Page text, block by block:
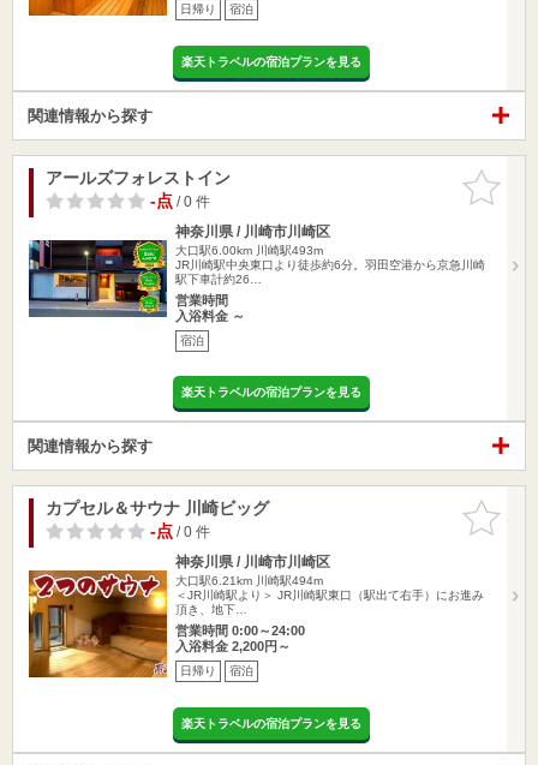
日帰り 宿泊
楽天トラベルの宿泊プランを見る
関連情報から探す
お気に入
りに追加
アールズフォレストイン
-点/ 0 件
神奈川県 / 川崎市川崎区
大口駅6.00km
川崎駅493m
JR川崎駅中央東口より徒歩約6分。羽田空港から京急川崎
駅下車計約26…
営業時間
入浴料金 ～
宿泊
楽天トラベルの宿泊プランを見る
関連情報から探す
お気に入
りに追加
カプセル＆サウナ 川崎ビッグ
-点/ 0 件
神奈川県 / 川崎市川崎区
大口駅6.21km
川崎駅494m
＜JR川崎駅より＞ JR川崎駅東口（駅出て右手）にお進み
頂き、地下…
営業時間 0:00～24:00
入浴料金 2,200円～
日帰り 宿泊
楽天トラベルの宿泊プランを見る